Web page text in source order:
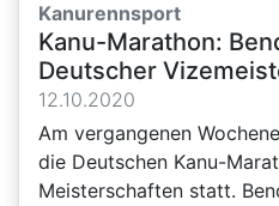
Kanurennsport
Kanu-Marathon:
Deutscher
12.10.2020
Am vergangenen
die Deutschen Kanu-
Meisterschaften statt.